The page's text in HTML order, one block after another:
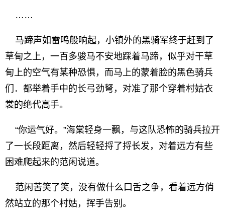
……
马蹄声如雷鸣般响起，小镇外的黑骑军终于赶到了
草甸之上，一百多骏马不安地踩着马蹄，似乎对干草
甸上的空气有某种恐惧，而马上的蒙着脸的黑色骑兵
们．都举着手中的长弓劲弩，对准了那个穿着村姑衣
裳的绝代高手。
“你运气好。”海棠轻身一飘，与这队恐怖的骑兵拉开
了一长段距离，然后轻轻捋了捋长发，对着远方有些
困难爬起来的范闲说道。
范闲苦笑了笑，没有做什么口舌之争，看着远方俏
然站立的那个村姑，挥手告别。